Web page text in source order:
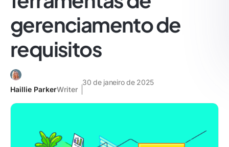
gerenciamento de
requisitos
Haillie ParkerWriter
30 de janeiro de 2025